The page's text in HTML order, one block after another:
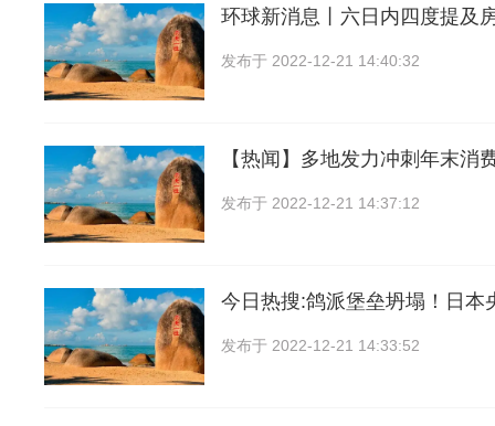
环球新消息丨六日内四度提及
发布于 2022-12-21 14:40:32
【热闻】多地发力冲刺年末消
发布于 2022-12-21 14:37:12
今日热搜:鸽派堡垒坍塌！日本
发布于 2022-12-21 14:33:52